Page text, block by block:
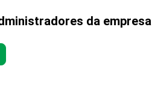
da empresa